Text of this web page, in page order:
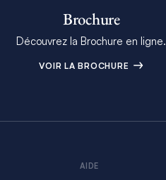
Brochure
Découvrez la Brochure en ligne.
VOIR LA BROCHURE
AIDE